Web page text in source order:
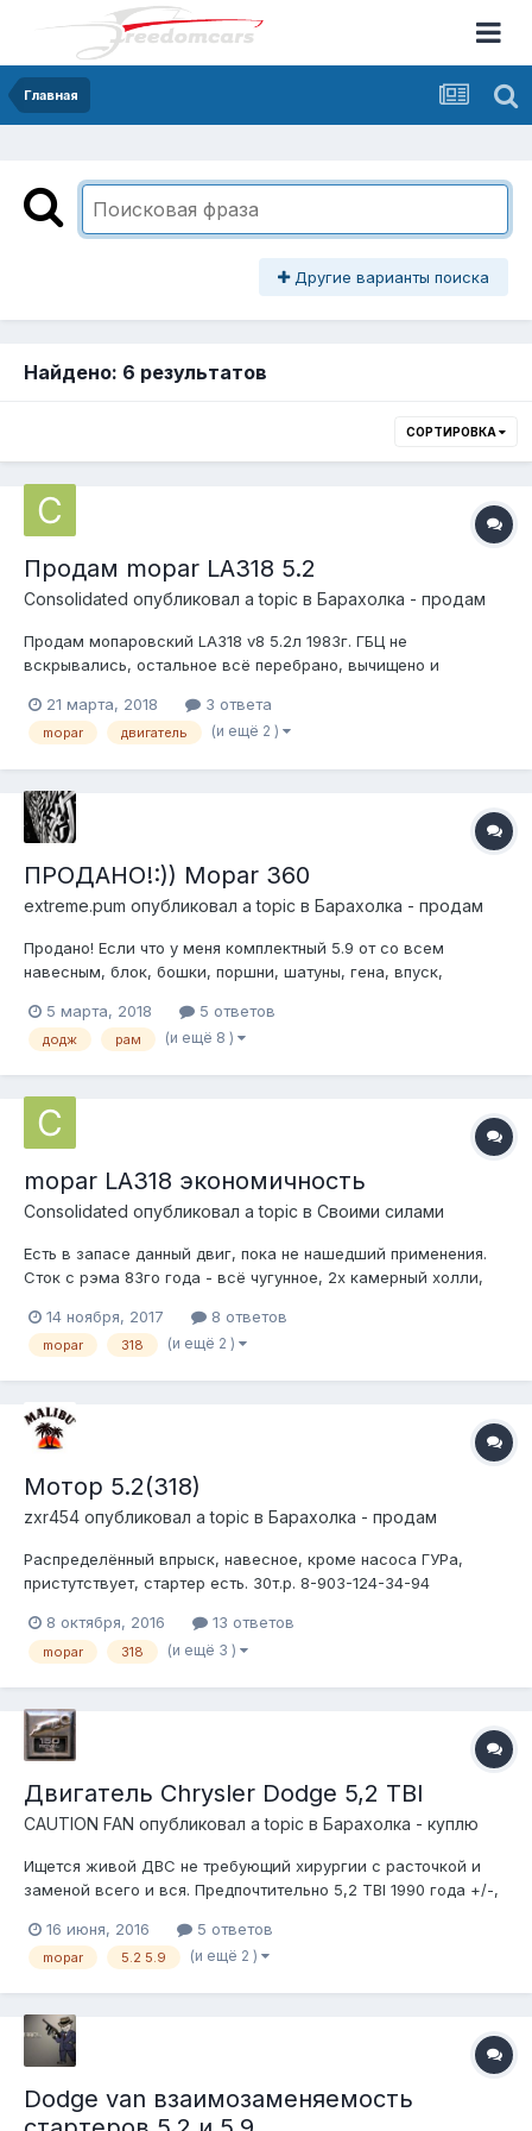
Главная
Другие варианты поиска
Найдено: 6 результатов
СОРТИРОВКА
Продам mopar LA318 5.2
Consolidated опубликовал a topic в Барахолка - продам
Продам мопаровский LA318 v8 5.2л 1983г. ГБЦ не
вскрывались, остальное всё перебрано, вычищено и
плоские гидрики, стартер, коса зажигания от БМВ, родная
фурнитура, отпиленный колокол от 727й коробки (беспонятия
21 марта, 2018 3 ответа
mopar двигатель (и ещё 2 )
ПРОДАНО!:)) Mopar 360
extreme.pum опубликовал a topic в Барахолка - продам
Продано! Если что у меня комплектный 5.9 от со всем
навесным, блок, бошки, поршни, шатуны, гена, впуск,
есть даже распределитель и провода, инжекторы, дроссель,
датчики... Стоял у меня в траке, для счастья там не хватает
5 марта, 2018 5 ответов
додж рам (и ещё 8 )
mopar LA318 экономичность
Consolidated опубликовал a topic в Своими силами
Есть в запасе данный двиг, пока не нашедший применения.
Сток с рэма 83го года - всё чугунное, 2х камерный холли,
это не выкинули). Проверен на работоспособность и
поставлен в угол. Собственно, если вдуг применение
14 ноября, 2017 8 ответов
mopar 318 (и ещё 2 )
Мотор 5.2(318)
zxr454 опубликовал a topic в Барахолка - продам
Распределённый впрыск, навесное, кроме насоса ГУРа,
пристутствует, стартер есть. 30т.р. 8-903-124-34-94
8 октября, 2016 13 ответов
mopar 318 (и ещё 3 )
Двигатель Chrysler Dodge 5,2 TBI
CAUTION FAN опубликовал a topic в Барахолка - куплю
Ищется живой ДВС не требующий хирургии с расточкой и
заменой всего и вся. Предпочтительно 5,2 TBI 1990 года +/-,
интересен со всеми электронными потрохами (мозги, коса)
и навесным
16 июня, 2016 5 ответов
mopar 5.2 5.9 (и ещё 2 )
Dodge van взаимозаменяемость